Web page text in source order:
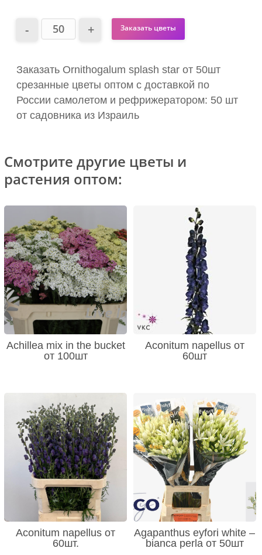
Заказать цветы
Заказать Ornithogalum splash star от 50шт
срезанные цветы оптом с доставкой по
России самолетом и рефрижератором: 50 шт
от садовника из Израиль
Смотрите другие цветы и
растения оптом:
Achillea mix in the bucket
от 100шт
Aconitum napellus от
60шт
Aconitum napellus от
60шт.
Agapanthus eyfori white –
bianca perla от 50шт